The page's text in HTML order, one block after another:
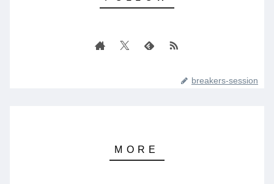
breakers-session